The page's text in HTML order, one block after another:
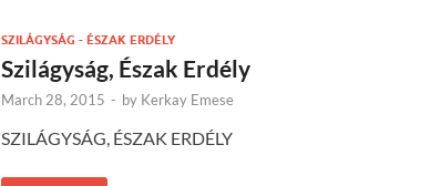
SZILÁGYSÁG - ÉSZAK ERDÉLY
Szilágyság, Észak Erdély
March 28, 2015 - by Kerkay Emese
SZILÁGYSÁG, ÉSZAK ERDÉLY